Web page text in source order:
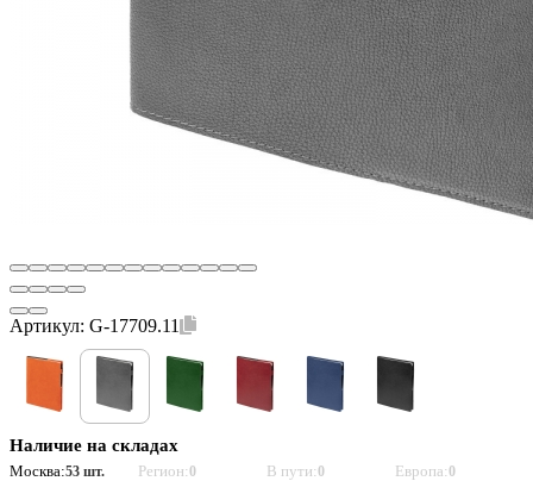
Артикул: G-17709.11
Наличие на складах
Москва:53 шт. Регион:0 В пути:0 Европа:0